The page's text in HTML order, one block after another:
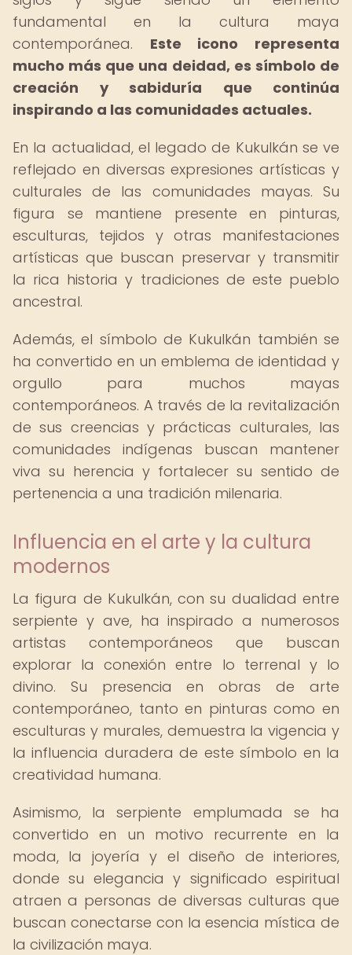
fundamental en la cultura maya
contemporánea. Este icono representa
mucho más que una deidad, es símbolo de
creación y sabiduría que continúa
inspirando a las comunidades actuales.
En la actualidad, el legado de Kukulkán se ve
reflejado en diversas expresiones artísticas y
culturales de las comunidades mayas. Su
figura se mantiene presente en pinturas,
esculturas, tejidos y otras manifestaciones
artísticas que buscan preservar y transmitir
la rica historia y tradiciones de este pueblo
ancestral.
Además, el símbolo de Kukulkán también se
ha convertido en un emblema de identidad y
orgullo para muchos mayas
contemporáneos. A través de la revitalización
de sus creencias y prácticas culturales, las
comunidades indígenas buscan mantener
viva su herencia y fortalecer su sentido de
pertenencia a una tradición milenaria.
Influencia en el arte y la cultura
modernos
La figura de Kukulkán, con su dualidad entre
serpiente y ave, ha inspirado a numerosos
artistas contemporáneos que buscan
explorar la conexión entre lo terrenal y lo
divino. Su presencia en obras de arte
contemporáneo, tanto en pinturas como en
esculturas y murales, demuestra la vigencia y
la influencia duradera de este símbolo en la
creatividad humana.
Asimismo, la serpiente emplumada se ha
convertido en un motivo recurrente en la
moda, la joyería y el diseño de interiores,
donde su elegancia y significado espiritual
atraen a personas de diversas culturas que
buscan conectarse con la esencia mística de
la civilización maya.